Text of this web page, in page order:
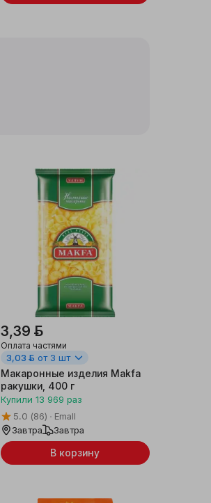
3,39 ƃ
Оплата частями
3,03 ƃ от 3 шт
Макаронные изделия Makfa
ракушки, 400 г
Купили 13 969 раз
5.0 (86)
Emall
Завтра
Завтра
В корзину